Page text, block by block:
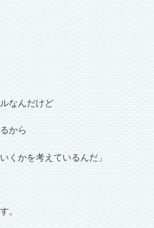
なんだけど
から
くかを考えているんだ」
。